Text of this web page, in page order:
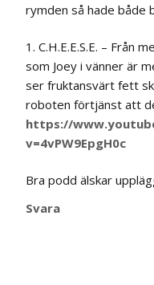
rymden så hade både
1. C.H.E.E.S.E. – Från
som Joey i vänner är
ser fruktansvärt fett
roboten förtjänst att
https://
v=4vPW9EpgH0c
Bra podd älskar
Svara